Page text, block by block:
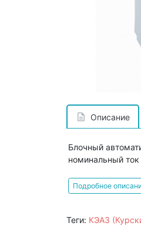
Описание
Блочный
номинальный
Подробное
Теги: КЭАЗ